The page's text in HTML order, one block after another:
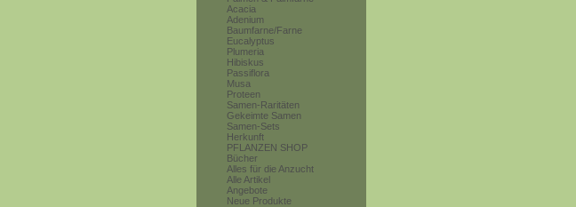
Acacia
Adenium
Baumfarne/Farne
Eucalyptus
Plumeria
Hibiskus
Passiflora
Musa
Proteen
Samen-Raritäten
Gekeimte Samen
Samen-Sets
Herkunft
PFLANZEN SHOP
Bücher
Alles für die Anzucht
Alle Artikel
Angebote
Neue Produkte